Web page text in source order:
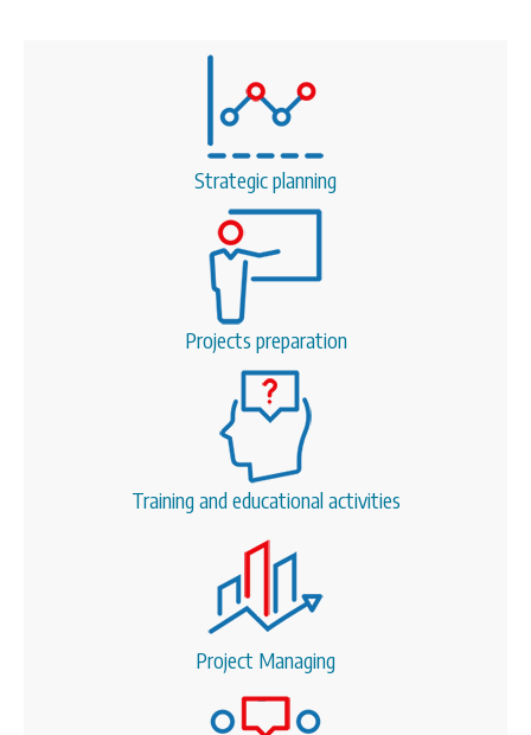
Strategic planning
Projects preparation
Training and educational activities
Project Managing